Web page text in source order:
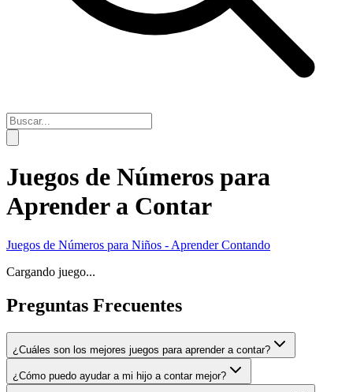
Juegos de Números para
Aprender a Contar
Juegos de Números para Niños - Aprender Contando
Cargando juego...
Preguntas Frecuentes
¿Cuáles son los mejores juegos para aprender a contar?
¿Cómo puedo ayudar a mi hijo a contar mejor?